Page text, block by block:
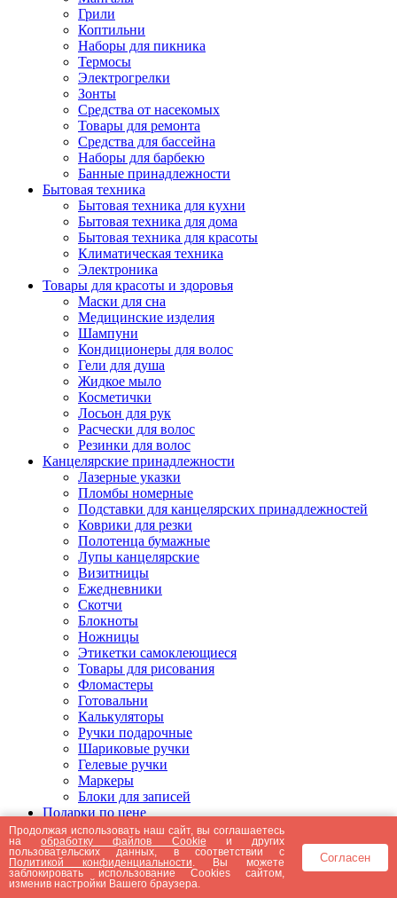
Грили
Коптильни
Наборы для пикника
Термосы
Электрогрелки
Зонты
Средства от насекомых
Товары для ремонта
Средства для бассейна
Наборы для барбекю
Банные принадлежности
Бытовая техника
Бытовая техника для кухни
Бытовая техника для дома
Бытовая техника для красоты
Климатическая техника
Электроника
Товары для красоты и здоровья
Маски для сна
Медицинские изделия
Шампуни
Кондиционеры для волос
Гели для душа
Жидкое мыло
Косметички
Лосьон для рук
Расчески для волос
Резинки для волос
Канцелярские принадлежности
Лазерные указки
Пломбы номерные
Подставки для канцелярских принадлежностей
Коврики для резки
Полотенца бумажные
Лупы канцелярские
Визитницы
Ежедневники
Скотчи
Блокноты
Ножницы
Этикетки самоклеющиеся
Товары для рисования
Фломастеры
Готовальни
Калькуляторы
Ручки подарочные
Шариковые ручки
Гелевые ручки
Маркеры
Блоки для записей
Подарки по цене
Подарки от 5000 рублей
Подарки до 5000 рублей
Подарки до 3000 рублей
Подарки до 2000 рублей
Подарки до 1000 рублей
Продолжая использовать наш сайт, вы соглашаетесь
наобработку файлов Cookie и других
пользовательских данных, в соответствии с
Политикой конфиденциальности . Вы можете
заблокировать использование Cookies сайтом,
изменив настройки Вашего браузера.
Согласен